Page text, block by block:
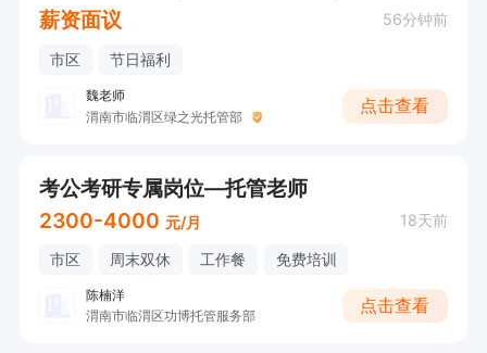
薪资面议
56分钟前
市区 节日福利
魏老师
渭南市临渭区绿之光托管部
点击查看
考公考研专属岗位—托管老师
2300-4000 元/月 18天前
市区 周末双休 工作餐 免费培训
陈楠洋
渭南市临渭区功博托管服务部
点击查看